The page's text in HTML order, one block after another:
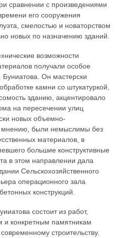
сравнении с произведениями
его сооружения
смелостью и новаторством
новых по назначению зданий.
возможности
получали особое
Буниатова. Он мастерски
камни со штукатуркой,
зданию, акцентировало
на пересечении улиц
новых объемно-
мнению, были немыслимы без
материалов, в
большие конструктивные
в этом направлении дала
Сельскохозяйственного
операционного зала
конструкций.
состоит из работ,
конкретным памятникам
строительству.